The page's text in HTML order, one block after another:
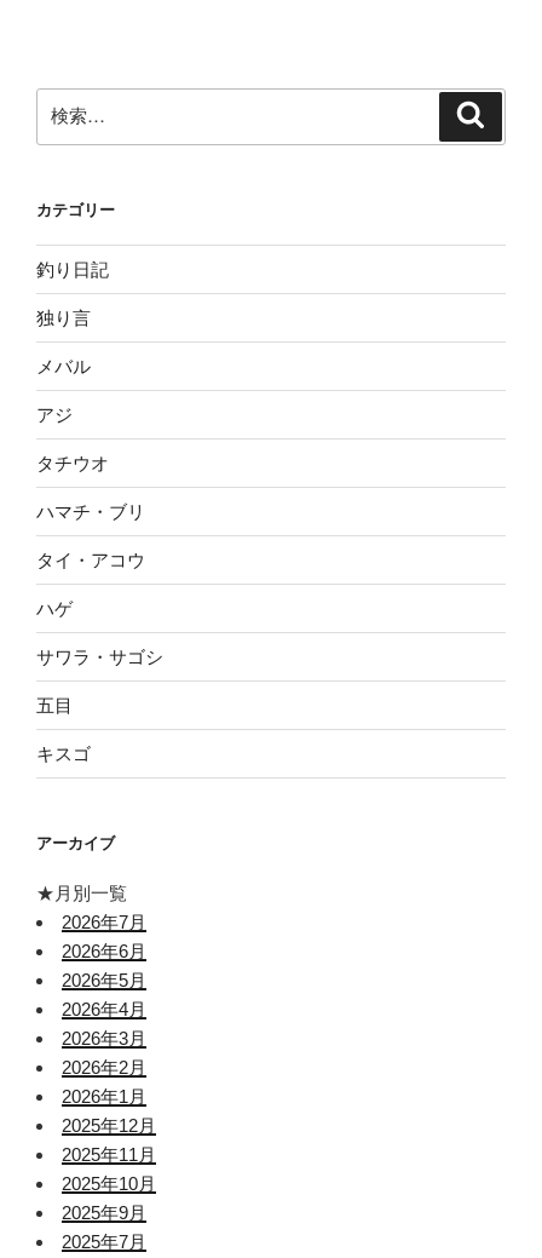
検
索:
カテゴリー
釣り日記
独り言
メバル
アジ
タチウオ
ハマチ・ブリ
タイ・アコウ
ハゲ
サワラ・サゴシ
五目
キスゴ
アーカイブ
★月別一覧
2026年7月
2026年6月
2026年5月
2026年4月
2026年3月
2026年2月
2026年1月
2025年12月
2025年11月
2025年10月
2025年9月
2025年7月